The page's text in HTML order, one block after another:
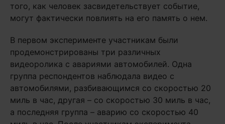
того, как человек засвидетельствует событие,
могут фактически повлиять на его память о нем.
В первом эксперименте участникам были
продемонстрированы три различных
видеоролика с авариями автомобилей. Одна
группа респондентов наблюдала видео с
автомобилями, разбивающимся со скоростью 20
миль в час, другая – со скоростью 30 миль в час,
а последняя группа – аварию со скоростью 40